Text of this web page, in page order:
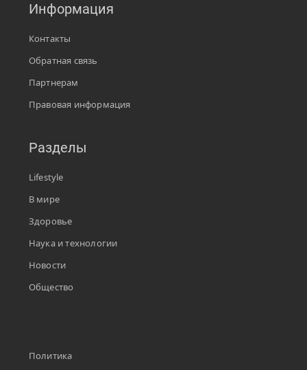
Информация
Контакты
Обратная связь
Партнерам
Правовая информация
Разделы
Lifestyle
В мире
Здоровье
Наука и технологии
Новости
Общество
Политика